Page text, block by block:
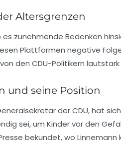
Altersgrenzen
zunehmende Bedenken
Plattformen negative
den CDU-Politikern
und seine Position
der CDU, hat
sei, um Kinder vor den
bekundet, wo